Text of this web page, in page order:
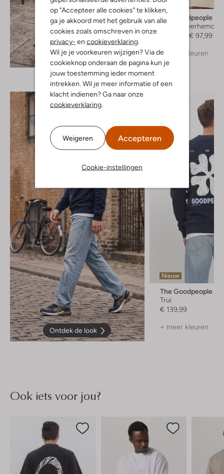
op "Accepteer alle cookies" te klikken,
ga je akkoord met het gebruik van alle
cookies zoals omschreven in onze
privacy- en cookieverklaring.
Wil je je voorkeuren wijzigen? Via de
cookieknop onderaan de pagina kun je
jouw toestemming ieder moment
intrekken. Wil je meer informatie of een
klacht indienen? Ga naar onze
cookieverklaring.
Weigeren Accepteren
Cookie-instellingen
Ontdek de look
-30%
The Goodpeople
Casual overhemd
€ 97,99
+ meer kleuren
Ontdek de look
Nieuw
The Goodpeople
Trui
€ 139,99
+ meer kleuren
Ook iets voor jou?